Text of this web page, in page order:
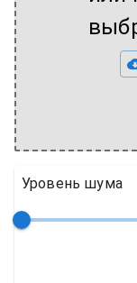
Уровень шума